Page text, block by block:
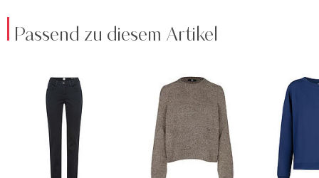
Passend zu diesem Artikel